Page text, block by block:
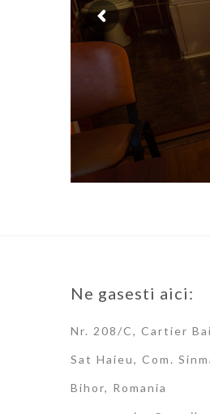
Ne gasesti aici:
Nr. 208/C, Cartier
Sat Haieu, Com.
Bihor, Romania